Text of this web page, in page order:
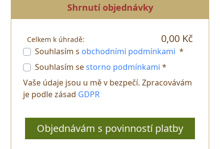
Shrnutí objednávky
Celkem k úhradě: 0,00 Kč
Souhlasím s obchodními podmínkami *
Souhlasím sestorno podmínkami *
Vaše údaje jsou u mě v bezpečí. Zpracovávám
je podle zásad GDPR
Objednávám s povinností platby